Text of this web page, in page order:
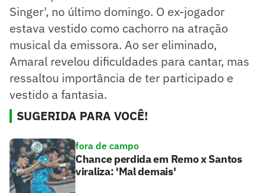
Singer', no último domingo. O ex-jogador
estava vestido como cachorro na atração
musical da emissora. Ao ser eliminado,
Amaral revelou dificuldades para cantar, mas
ressaltou importância de ter participado e
vestido a fantasia.
SUGERIDA PARA VOCÊ!
fora de campo
Chance perdida em Remo x Santos
viraliza: 'Mal demais'